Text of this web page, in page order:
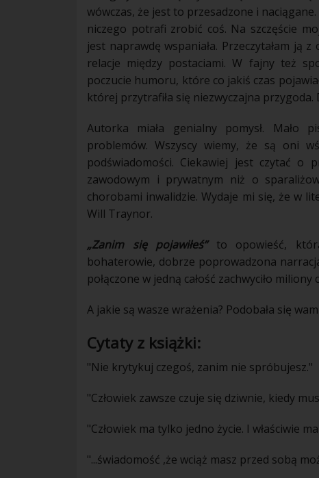
wówczas, że jest to przesadzone i
niczego potrafi zrobić coś. Na szczęście
jest naprawdę wspaniała. Przeczytałam ją
relacje między postaciami. W fajny też
poczucie humoru, które co jakiś czas
której przytrafiła się niezwyczajna przygoda.
Autorka miała genialny pomysł. Mało
problemów. Wszyscy wiemy, że są oni
podświadomości. Ciekawiej jest czytać o
zawodowym i prywatnym niż o
chorobami inwalidzie. Wydaje mi się, że w
Will Traynor.
„Zanim się pojawiłeś”to opowieść,
bohaterowie, dobrze poprowadzona
połączone w jedną całość zachwyciło
A jakie są wasze wrażenia? Podobała się
Cytaty z książki:
"Nie krytykuj czegoś, zanim nie spróbujesz."
"Człowiek zawsze czuje się dziwnie, kiedy
"Człowiek ma tylko jedno życie. I właściwie
"...świadomość ,że wciąż masz przed sobą